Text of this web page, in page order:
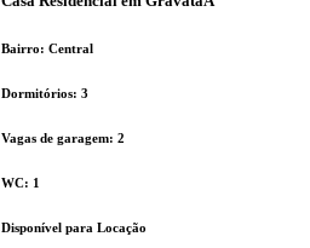
Bairro: Central
Dormitórios: 3
Vagas de garagem: 2
WC: 1
Disponível para Locação